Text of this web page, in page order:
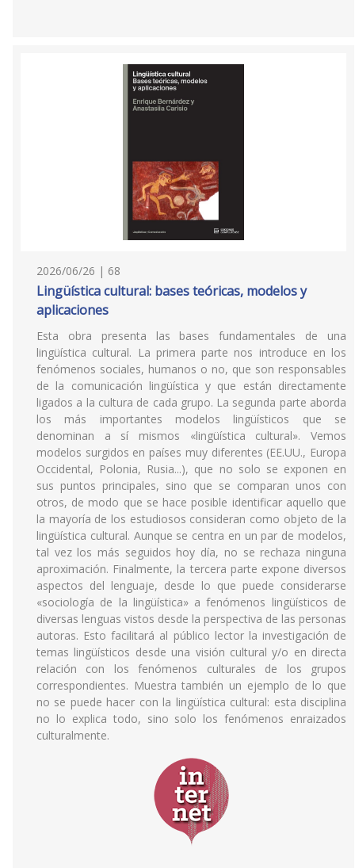
2026/06/26 | 68
Lingüística cultural: bases teóricas, modelos y
aplicaciones
Esta obra presenta las bases fundamentales de una
lingüística cultural. La primera parte nos introduce en los
fenómenos sociales, humanos o no, que son responsables
de la comunicación lingüística y que están directamente
ligados a la cultura de cada grupo. La segunda parte aborda
los más importantes modelos lingüísticos que se
denominan a sí mismos «lingüística cultural». Vemos
modelos surgidos en países muy diferentes (EE.UU., Europa
Occidental, Polonia, Rusia...), que no solo se exponen en
sus puntos principales, sino que se comparan unos con
otros, de modo que se hace posible identificar aquello que
la mayoría de los estudiosos consideran como objeto de la
lingüística cultural. Aunque se centra en un par de modelos,
tal vez los más seguidos hoy día, no se rechaza ninguna
aproximación. Finalmente, la tercera parte expone diversos
aspectos del lenguaje, desde lo que puede considerarse
«sociología de la lingüística» a fenómenos lingüísticos de
diversas lenguas vistos desde la perspectiva de las personas
autoras. Esto facilitará al público lector la investigación de
temas lingüísticos desde una visión cultural y/o en directa
relación con los fenómenos culturales de los grupos
correspondientes. Muestra también un ejemplo de lo que
no se puede hacer con la lingüística cultural: esta disciplina
no lo explica todo, sino solo los fenómenos enraizados
culturalmente.